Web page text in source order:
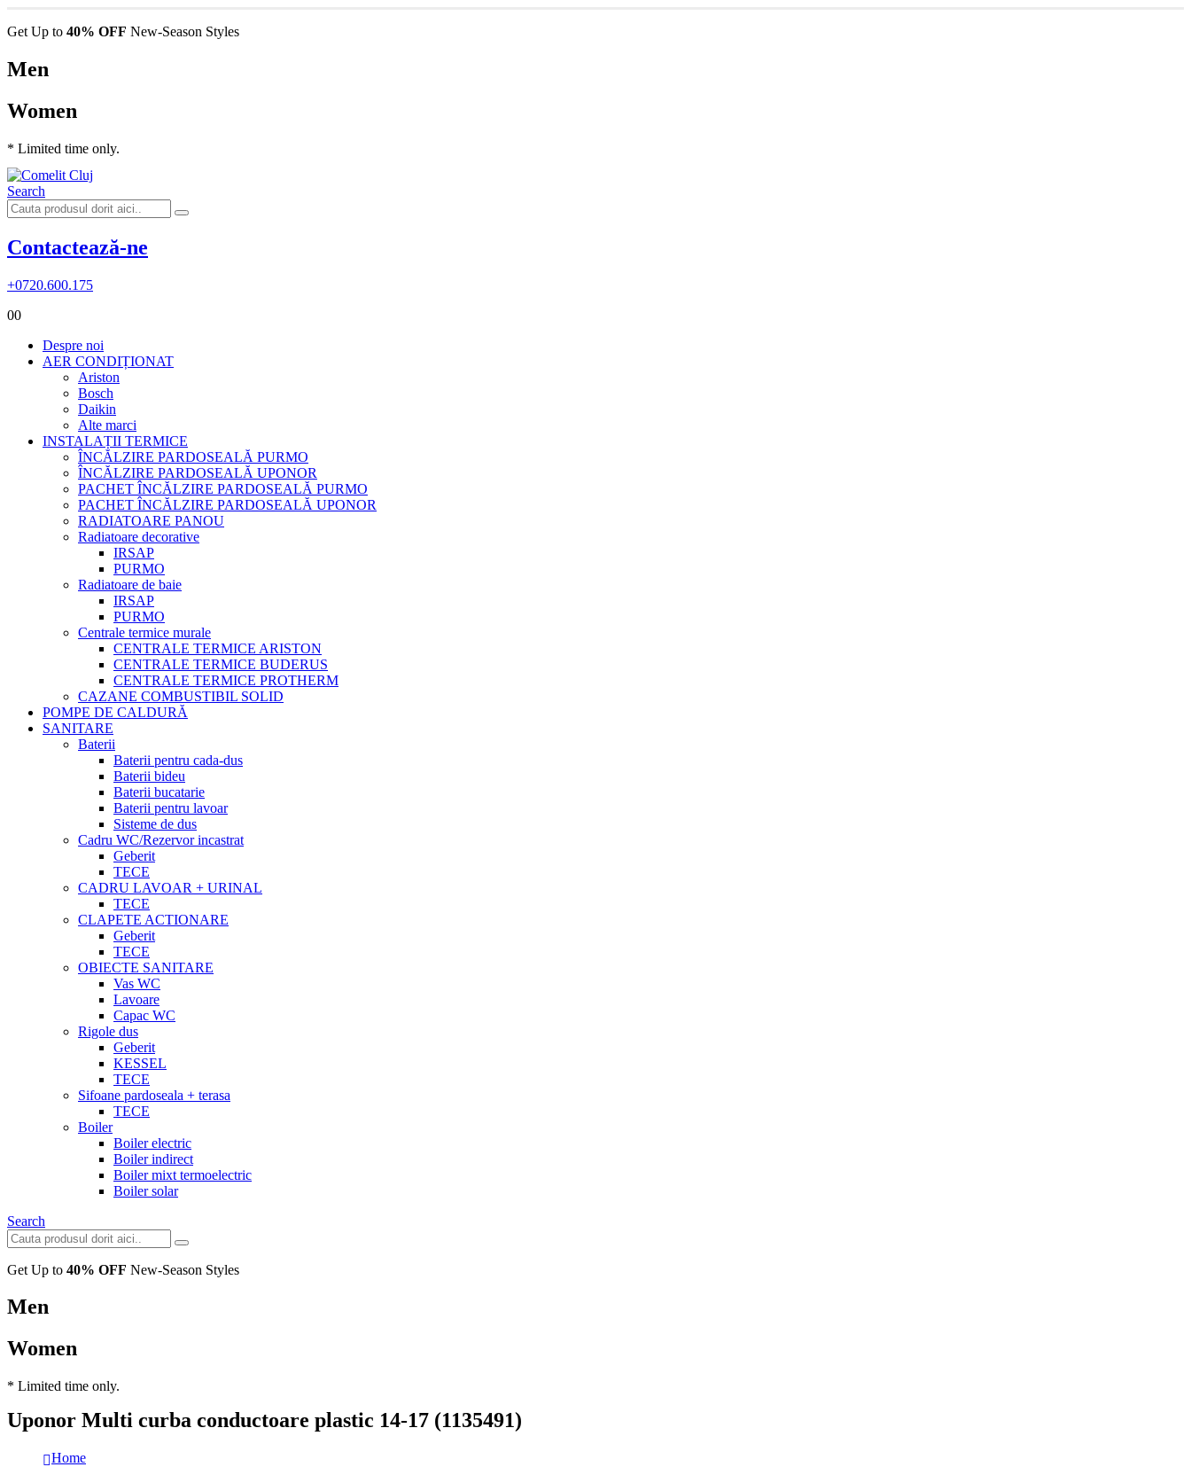
Get Up to 40% OFF New-Season Styles
Men
Women
* Limited time only.
Search
Contactează-ne
+0720.600.175
00
Despre noi
AER CONDIȚIONAT
Ariston
Bosch
Daikin
Alte marci
INSTALAȚII TERMICE
ÎNCĂLZIRE PARDOSEALĂ PURMO
ÎNCĂLZIRE PARDOSEALĂ UPONOR
PACHET ÎNCĂLZIRE PARDOSEALĂ PURMO
PACHET ÎNCĂLZIRE PARDOSEALĂ UPONOR
RADIATOARE PANOU
Radiatoare decorative
IRSAP
PURMO
Radiatoare de baie
IRSAP
PURMO
Centrale termice murale
CENTRALE TERMICE ARISTON
CENTRALE TERMICE BUDERUS
CENTRALE TERMICE PROTHERM
CAZANE COMBUSTIBIL SOLID
POMPE DE CALDURĂ
SANITARE
Baterii
Baterii pentru cada-dus
Baterii bideu
Baterii bucatarie
Baterii pentru lavoar
Sisteme de dus
Cadru WC/Rezervor incastrat
Geberit
TECE
CADRU LAVOAR + URINAL
TECE
CLAPETE ACTIONARE
Geberit
TECE
OBIECTE SANITARE
Vas WC
Lavoare
Capac WC
Rigole dus
Geberit
KESSEL
TECE
Sifoane pardoseala + terasa
TECE
Boiler
Boiler electric
Boiler indirect
Boiler mixt termoelectric
Boiler solar
Search
Get Up to 40% OFF New-Season Styles
Men
Women
* Limited time only.
Uponor Multi curba conductoare plastic 14-17 (1135491)
Home